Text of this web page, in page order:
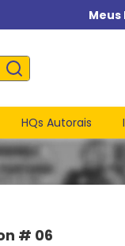
Meus
HQs Autorais
# 06